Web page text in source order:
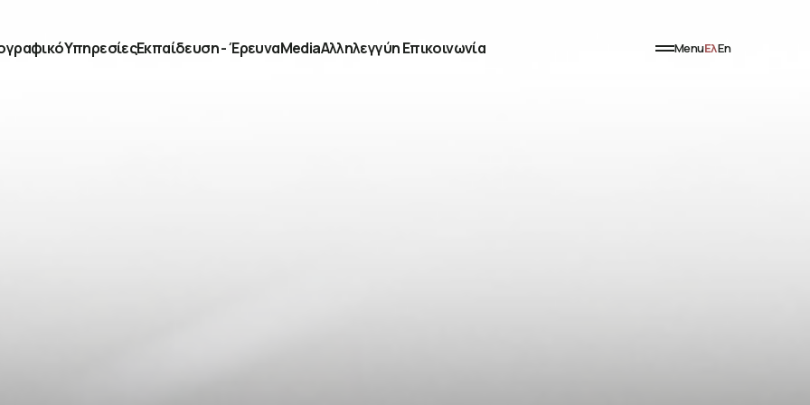
ΥπηρεσίεςΕκπαίδευση - ΈρευναMediaΑλληλεγγύηΕπικοινωνία MenuΕλEn